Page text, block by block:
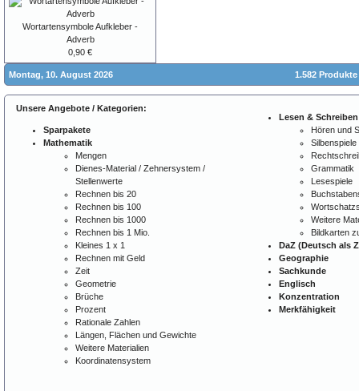
Wortartensymbole Aufkleber -
Adverb
0,90 €
Montag, 10. August 2026 1.582
Unsere Angebote / Kategorien:
Sparpakete
Mathematik
Mengen
Dienes-Material / Zehnersystem /
Stellenwerte
Rechnen bis 20
Rechnen bis 100
Rechnen bis 1000
Rechnen bis 1 Mio.
Kleines 1 x 1
Rechnen mit Geld
Zeit
Geometrie
Brüche
Prozent
Rationale Zahlen
Längen, Flächen und Gewichte
Weitere Materialien
Koordinatensystem
Lesen & Schreiben
Hören und
Silbenspiele
Grammatik
Lesespiele
Weitere
Bildkarten
DaZ (Deutsch als
Geographie
Sachkunde
Englisch
Konzentration
Merkfähigkeit